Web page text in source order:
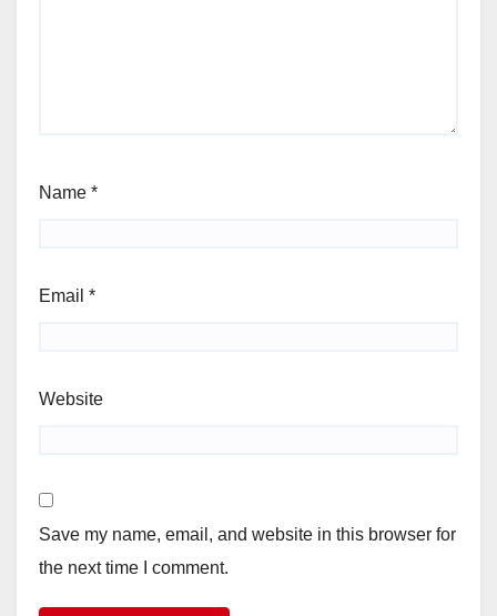
Name *
Email *
Website
Save my name, email, and website in this browser for
the next time I comment.